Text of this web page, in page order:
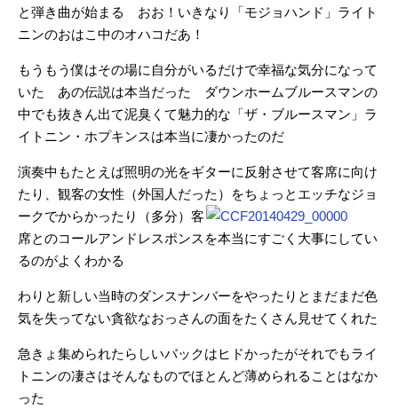
と弾き曲が始まる おお！いきなり「モジョハンド」ライト
ニンのおはこ中のオハコだあ！
もうもう僕はその場に自分がいるだけで幸福な気分になって
いた あの伝説は本当だった ダウンホームブルースマンの
中でも抜きん出て泥臭くて魅力的な「ザ・ブルースマン」ラ
イトニン・ホプキンスは本当に凄かったのだ
演奏中もたとえば照明の光をギターに反射させて客席に向け
たり、観客の女性（外国人だった）をちょっとエッチなジョ
ークでからかったり（多分）客
席とのコールアンドレスポンスを本当にすごく大事にしてい
るのがよくわかる
わりと新しい当時のダンスナンバーをやったりとまだまだ色
気を失ってない貪欲なおっさんの面をたくさん見せてくれた
急きょ集められたらしいバックはヒドかったがそれでもライ
トニンの凄さはそんなものでほとんど薄められることはなか
った